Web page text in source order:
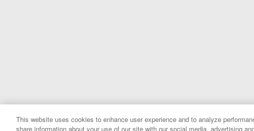
This website uses cookies to enhance user experience and to analyze
share information about your use of our site with our social media, advertising